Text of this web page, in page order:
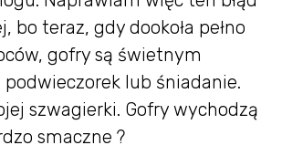
bo teraz, gdy dookoła pełno
gofry są świetnym
podwieczorek lub śniadanie.
szwagierki. Gofry wychodzą
smaczne ?